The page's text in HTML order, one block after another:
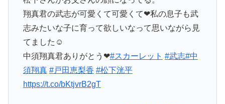
翔真君の武志が可愛くて可愛くて❤私の息子も武
志みたいな子に育って欲しいなって思いながら見
てました☺
中須翔真君ありがとう❤#スカーレット #武志#中
須翔真 #戸田恵梨香 #松下洸平
https://t.co/bKtjvrB2gT